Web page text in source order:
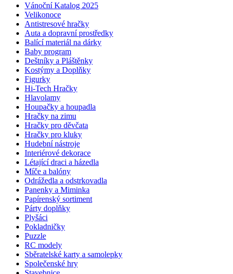
Vánoční Katalog 2025
Velikonoce
Antistresové hračky
Auta a dopravní prostředky
Balící materiál na dárky
Baby program
Deštníky a Pláštěnky
Kostýmy a Doplňky
Figurky
Hi-Tech Hračky
Hlavolamy
Houpačky a houpadla
Hračky na zimu
Hračky pro děvčata
Hračky pro kluky
Hudební nástroje
Interiérové dekorace
Létající draci a házedla
Míče a balóny
Odrážedla a odstrkovadla
Panenky a Miminka
Papírenský sortiment
Párty doplňky
Plyšáci
Pokladničky
Puzzle
RC modely
Sběratelské karty a samolepky
Společenské hry